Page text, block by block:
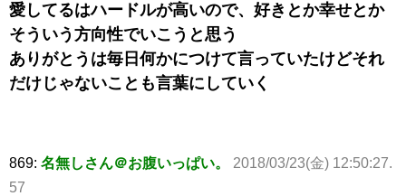
愛してるはハードルが高いので、好きとか幸せとか
そういう方向性でいこうと思う
ありがとうは毎日何かにつけて言っていたけどそれ
だけじゃないことも言葉にしていく
869: 名無しさん＠お腹いっぱい。
2018/03/23(金) 12:50:27.
57